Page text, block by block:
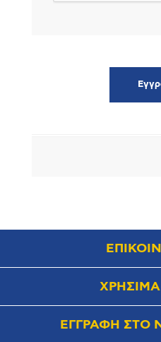
ΧΡΗΣΙΜΑ
ΕΓΓΡΑΦΗ ΣΤΟ